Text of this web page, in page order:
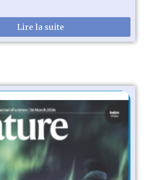
Lire la suite